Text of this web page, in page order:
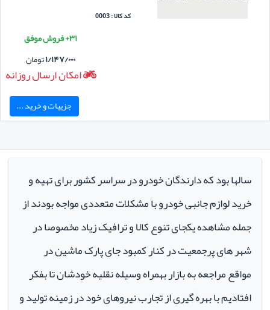
کد کالا : 0003
۳۱+ فروش موفق
۱/۱۴۷/۰۰۰تومان
امکان ارسال روزانه
جزییات و خرید ...
سالها بود که دارندگان خودرو در سراسر کشور برای تهیه و
خرید لوازم جانبی خودرو با مشکلات متعددی مواجه بودند از
جمله مشاهده یکجای تنوع کالا و ترافیک زیاد مخصوصا در
شهر های پرجمعیت در کنار کمبود جای پارک ماشین در
مواقع مراجعه به بازار بهمراه وسیله نقلیه خودشان تا بفکر
افتادیم با بهره گیری از تجارب نیروهای خود در زمینه تولید و